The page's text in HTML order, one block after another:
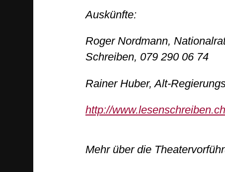
Auskünfte:
Roger Nordmann,
Schreiben, 079 290 06 74
Rainer Huber, Alt-
http://
Mehr über die